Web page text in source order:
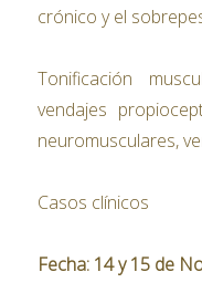
crónico y el
Tonificación
vendajes
neuromusculares,
Casos clínicos
Fecha: 14 y 15 de